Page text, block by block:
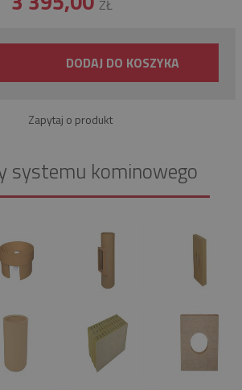
ZŁ
DODAJ DO KOSZYKA
Zapytaj o produkt
systemu kominowego